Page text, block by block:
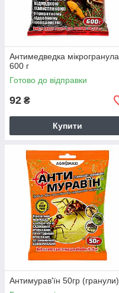
Антимедведка мікрогранула
600 г
Готово до відправки
92 ₴
Купити
Антимурав'їн 50гр (гранули)